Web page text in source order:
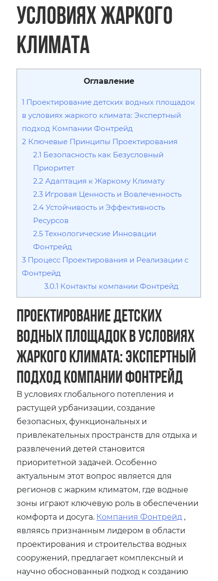
условиях жаркого
климата
Оглавление
1 Проектирование детских водных площадок
в условиях жаркого климата: Экспертный
подход Компании Фонтрейд
2 Ключевые Принципы Проектирования
2.1 Безопасность как Безусловный
Приоритет
2.2 Адаптация к Жаркому Климату
2.3 Игровая Ценность и Вовлеченность
2.4 Устойчивость и Эффективность
Ресурсов
2.5 Технологические Инновации
Фонтрейд
3 Процесс Проектирования и Реализации с
Фонтрейд
3.0.1 Контакты компании Фонтрейд
Проектирование детских
водных площадок в условиях
жаркого климата: Экспертный
подход Компании Фонтрейд
В условиях глобального потепления и
растущей урбанизации, создание
безопасных, функциональных и
привлекательных пространств для отдыха и
развлечений детей становится
приоритетной задачей. Особенно
актуальным этот вопрос является для
регионов с жарким климатом, где водные
зоны играют ключевую роль в обеспечении
комфорта и досуга. Компания Фонтрейд ,
являясь признанным лидером в области
проектирования и строительства водных
сооружений, предлагает комплексный и
научно обоснованный подход к созданию